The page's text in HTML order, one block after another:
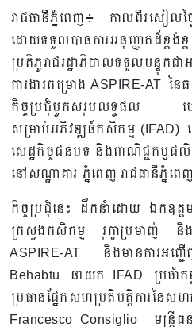
រាជធានីភ្នំពេញ៖ កាលពីរសៀល
ដោយទទួលបានការអនុញ្ញាតដ៏ខ្ពង់
ប្រតិភូរាជរដ្ឋាភិបាលទទួលបន្ទុកជ
ការងារគម្រោង ASPIRE-AT នៃ
កិច្ចប្រជុំបូកសរុបលទ្ធផល បេស
សម្រាប់អភិវឌ្ឍន៍កសិកម្ម (IFAD) ដើ
សេដ្ឋកិច្ចជនបទ និងពាណិជ្ជកម្ម
នៅសណ្ឋាគារ ភ្នំពេញ រាជធានីភ្នំពេ
កិច្ចប្រជុំនេះ ដឹកនាំដោយ ឯកឧត្ត
ក្រសួងកសិកម្ម រុក្ខាប្រមាញ់ និ
ASPIRE-AT និងមានការ
Behabtu នាយក IFAD ប្រចាំ
ប្រធានផ្នែកសហប្រតិបត្តិកា
Francesco Consiglio មន្ត្រីធ